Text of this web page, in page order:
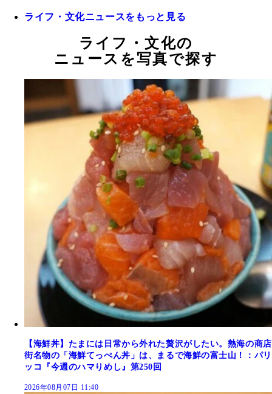
ライフ・文化ニュースをもっと見る
ライフ・文化の
ニュースを写真で探す
【海鮮丼】たまには日常から外れた贅沢がしたい。熱海の商店
街名物の「海鮮てっぺん丼」は、まるで海鮮の富士山！：パリ
ッコ『今週のハマりめし』第250回
2026年08月07日 11:40